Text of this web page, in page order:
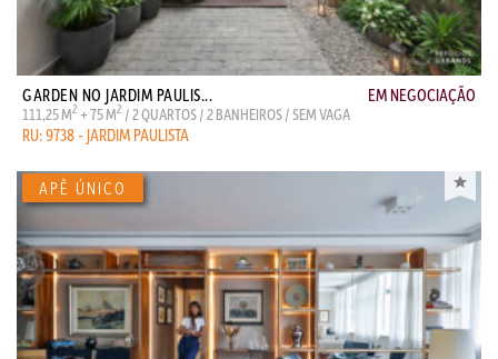
GARDEN NO JARDIM PAULIS... EM NEGOCIAÇÃO
111,25 M2 + 75 M2 / 2 QUARTOS / 2 BANHEIROS / SEM VAGA
RU: 9738 - JARDIM PAULISTA